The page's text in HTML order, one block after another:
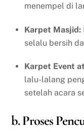
menempel di
Karpet Masjid:
selalu bersih
Karpet Event
lalu-lalang
setelah acara
b. Proses